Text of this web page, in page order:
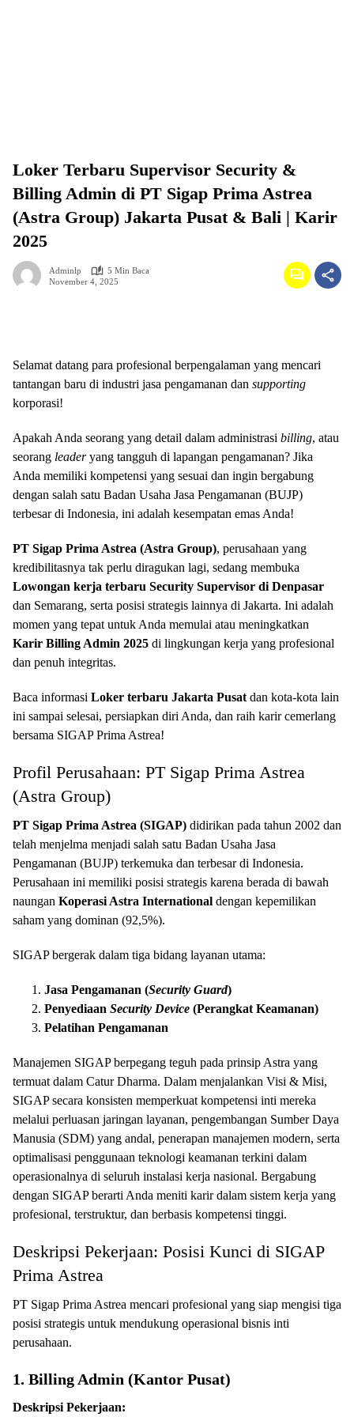
Loker Terbaru Supervisor Security &
Billing Admin di PT Sigap Prima Astrea
(Astra Group) Jakarta Pusat & Bali | Karir
2025
Adminlp
5 Min Baca
November 4, 2025
Selamat datang para profesional berpengalaman yang mencari
tantangan baru di industri jasa pengamanan dan supporting
korporasi!
Apakah Anda seorang yang detail dalam administrasi billing, atau
seorang leaderyang tangguh di lapangan pengamanan? Jika
Anda memiliki kompetensi yang sesuai dan ingin bergabung
dengan salah satu Badan Usaha Jasa Pengamanan (BUJP)
terbesar di Indonesia, ini adalah kesempatan emas Anda!
PT Sigap Prima Astrea (Astra Group), perusahaan yang
kredibilitasnya tak perlu diragukan lagi, sedang membuka
Lowongan kerja terbaru Security Supervisor di Denpasar
dan Semarang, serta posisi strategis lainnya di Jakarta. Ini adalah
momen yang tepat untuk Anda memulai atau meningkatkan
Karir Billing Admin 2025 di lingkungan kerja yang profesional
dan penuh integritas.
Baca informasi Loker terbaru Jakarta Pusat dan kota-kota lain
ini sampai selesai, persiapkan diri Anda, dan raih karir cemerlang
bersama SIGAP Prima Astrea!
Profil Perusahaan: PT Sigap Prima Astrea
(Astra Group)
PT Sigap Prima Astrea (SIGAP) didirikan pada tahun 2002 dan
telah menjelma menjadi salah satu Badan Usaha Jasa
Pengamanan (BUJP) terkemuka dan terbesar di Indonesia.
Perusahaan ini memiliki posisi strategis karena berada di bawah
naungan Koperasi Astra International dengan kepemilikan
saham yang dominan (92,5%).
SIGAP bergerak dalam tiga bidang layanan utama:
Jasa Pengamanan (Security Guard)
Penyediaan Security Device (Perangkat Keamanan)
Pelatihan Pengamanan
Manajemen SIGAP berpegang teguh pada prinsip Astra yang
termuat dalam Catur Dharma. Dalam menjalankan Visi & Misi,
SIGAP secara konsisten memperkuat kompetensi inti mereka
melalui perluasan jaringan layanan, pengembangan Sumber Daya
Manusia (SDM) yang andal, penerapan manajemen modern, serta
optimalisasi penggunaan teknologi keamanan terkini dalam
operasionalnya di seluruh instalasi kerja nasional. Bergabung
dengan SIGAP berarti Anda meniti karir dalam sistem kerja yang
profesional, terstruktur, dan berbasis kompetensi tinggi.
Deskripsi Pekerjaan: Posisi Kunci di SIGAP
Prima Astrea
PT Sigap Prima Astrea mencari profesional yang siap mengisi tiga
posisi strategis untuk mendukung operasional bisnis inti
perusahaan.
1. Billing Admin (Kantor Pusat)
Deskripsi Pekerjaan: